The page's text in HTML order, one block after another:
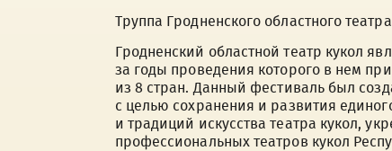
Труппа Гродненского областного
Гродненский областной театр кукол
за годы проведения которого в нем
из 8 стран. Данный фестиваль был
с целью сохранения и развития
и традиций искусства театра кукол,
профессиональных театров кукол